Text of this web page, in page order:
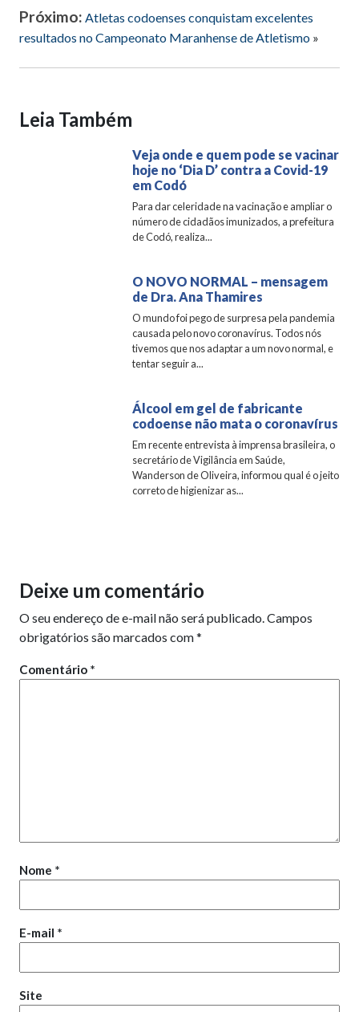
Próximo: Atletas codoenses conquistam excelentes
resultados no Campeonato Maranhense de Atletismo »
Leia Também
Veja onde e quem pode se vacinar
hoje no ‘Dia D’ contra a Covid-19
em Codó
Para dar celeridade na vacinação e ampliar o
número de cidadãos imunizados, a prefeitura
de Codó, realiza...
O NOVO NORMAL – mensagem
de Dra. Ana Thamires
O mundo foi pego de surpresa pela pandemia
causada pelo novo coronavírus. Todos nós
tivemos que nos adaptar a um novo normal, e
tentar seguir a...
Álcool em gel de fabricante
codoense não mata o coronavírus
Em recente entrevista à imprensa brasileira, o
secretário de Vigilância em Saúde,
Wanderson de Oliveira, informou qual é o jeito
correto de higienizar as...
Deixe um comentário
O seu endereço de e-mail não será publicado. Campos
obrigatórios são marcados com*
Comentário *
Nome *
E-mail *
Site